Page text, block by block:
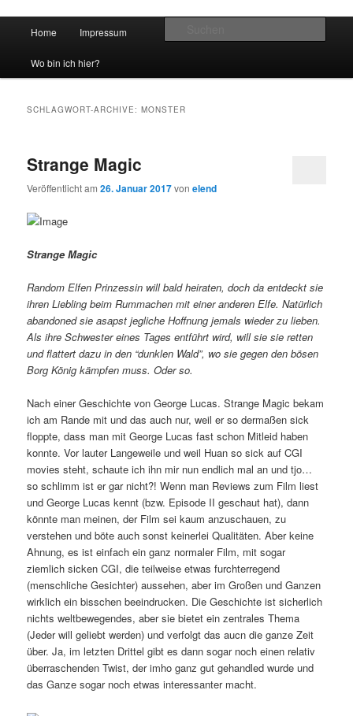
vidgames.de
Zum Inhalt wechseln
Zum sekundären Inhalt wechseln
Home Impressum
Wo bin ich hier?
SCHLAGWORT-ARCHIVE:MONSTER
Strange Magic
Veröffentlicht am26. Januar 2017vonelend
Strange Magic
Random Elfen Prinzessin will bald heiraten, doch da entdeckt sie
ihren Liebling beim Rummachen mit einer anderen Elfe. Natürlich
abandoned sie asapst jegliche Hoffnung jemals wieder zu lieben.
Als ihre Schwester eines Tages entführt wird, will sie sie retten
und flattert dazu in den “dunklen Wald”, wo sie gegen den bösen
Borg König kämpfen muss. Oder so.
Nach einer Geschichte von George Lucas. Strange Magic bekam
ich am Rande mit und das auch nur, weil er so dermaßen sick
floppte, dass man mit George Lucas fast schon Mitleid haben
konnte. Vor lauter Langeweile und weil Huan so sick auf CGI
movies steht, schaute ich ihn mir nun endlich mal an und tjo…
so schlimm ist er gar nicht?! Wenn man Reviews zum Film liest
und George Lucas kennt (bzw. Episode II geschaut hat), dann
könnte man meinen, der Film sei kaum anzuschauen, zu
verstehen und böte auch sonst keinerlei Qualitäten. Aber keine
Ahnung, es ist einfach ein ganz normaler Film, mit sogar
ziemlich sicken CGI, die teilweise etwas furchterregend
(menschliche Gesichter) aussehen, aber im Großen und Ganzen
wirklich ein bisschen beeindrucken. Die Geschichte ist sicherlich
nichts weltbewegendes, aber sie bietet ein zentrales Thema
(Jeder will geliebt werden) und verfolgt das aucn die ganze Zeit
über. Ja, im letzten Drittel gibt es dann sogar noch einen relativ
überraschenden Twist, der imho ganz gut gehandled wurde und
das Ganze sogar noch etwas interessanter macht.